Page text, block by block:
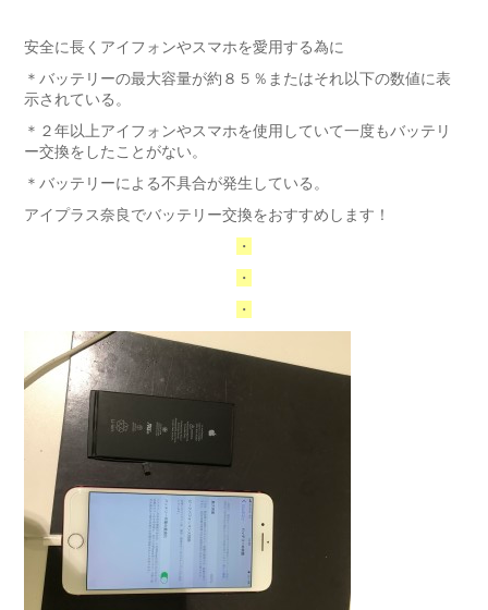
安全に長くアイフォンやスマホを愛用する為に
＊バッテリーの最大容量が約８５％またはそれ以下の数値に表
示されている。
＊２年以上アイフォンやスマホを使用していて一度もバッテリ
ー交換をしたことがない。
＊バッテリーによる不具合が発生している。
アイプラス奈良でバッテリー交換をおすすめします！
・
・
・